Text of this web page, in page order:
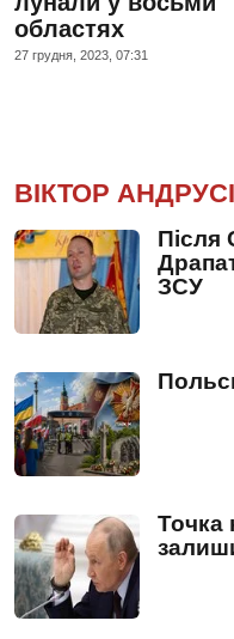
областях
27 грудня, 2023, 07:31
ВІКТОР
Після
ЗСУ
Точка